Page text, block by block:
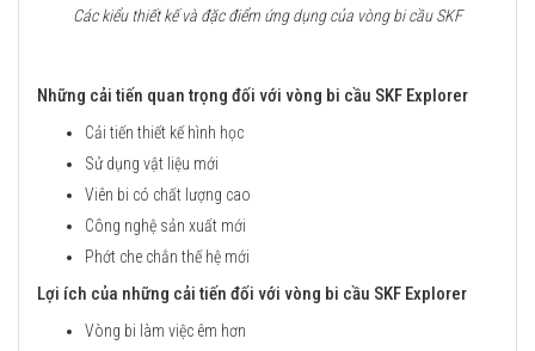
Các kiểu thiết kế và đặc điểm ứng dụng của vòng bi cầu SKF
Những cải tiến quan trọng đối với vòng bi cầu SKF Explorer
Cải tiến thiết kế hình học
Sử dụng vật liệu mới
Viên bi có chất lượng cao
Công nghệ sản xuất mới
Phớt che chắn thế hệ mới
Lợi ích của những cải tiến đối với vòng bi cầu SKF Explorer
Vòng bi làm việc êm hơn